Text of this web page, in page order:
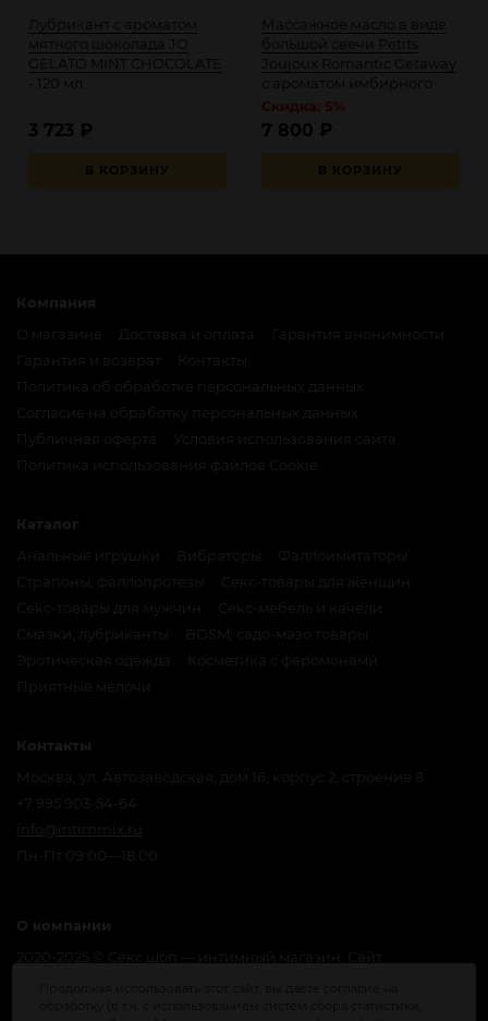
Лубрикант с ароматом
мятного шоколада JO
GELATO MINT CHOCOLATE
- 120 мл.
В КОРЗИНУ
3 723 ₽
Массажное масло в виде
большой свечи Petits
Joujoux Romantic Getaway
с ароматом имбирного
В КОРЗИНУ
7 800 ₽
Компания
О магазине
Доставка и оплата
Гарантия анонимности
Политика об обработке персональных данных
Согласие на обработку персональных данных
Публичная оферта
Условия использования сайта
Политика использования файлов Cookie
Каталог
Анальные игрушки
Вибраторы
Фаллоимитаторы
Страпоны, фаллопротезы
Секс-товары для женщин
Секс-товары для мужчин
Секс-мебель и качели
Смазки, лубриканты
BDSM, садо-мазо товары
Эротическая одежда
Косметика с феромонами
Приятные мелочи
Контакты
Москва, ул. Автозаводская, дом 16, корпус 2, строение 8
+7 995 903-54-64
info@intimmix.ru
Пн-Пт 09:00—18:00
О компании